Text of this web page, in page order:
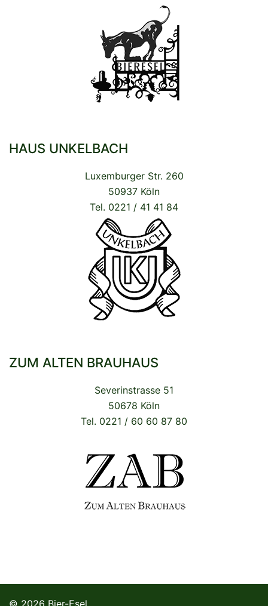
HAUS UNKELBACH
Luxemburger Str. 260
50937 Köln
Tel. 0221 / 41 41 84
ZUM ALTEN BRAUHAUS
Severinstrasse 51
50678 Köln
Tel. 0221 / 60 60 87 80